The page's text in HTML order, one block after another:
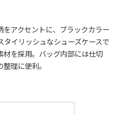
アクセントに、ブラックカラー
イリッシュなシューズケースで
材を採用。バッグ内部には仕切
理に便利。